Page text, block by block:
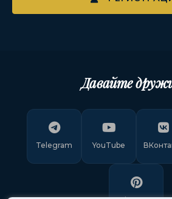
Давайте
Telegram YouTube